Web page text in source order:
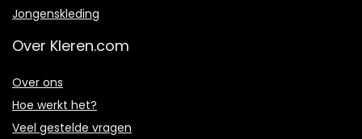
Jongenskleding
Over Kleren.com
Over ons
Hoe werkt het?
Veel gestelde vragen